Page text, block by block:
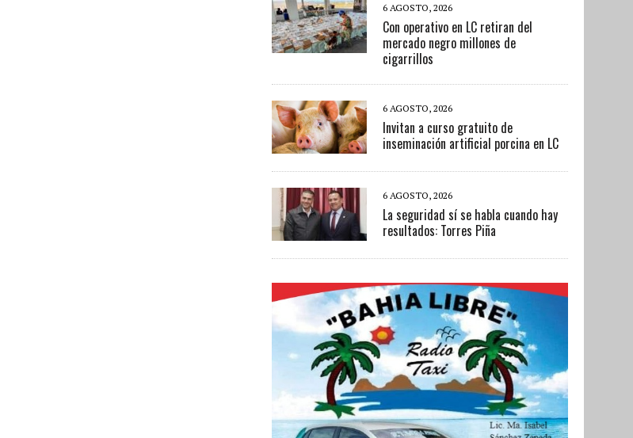
6 AGOSTO, 2026
Con operativo en LC retiran del
mercado negro millones de
cigarrillos
6 AGOSTO, 2026
Invitan a curso gratuito de
inseminación artificial porcina en LC
6 AGOSTO, 2026
La seguridad sí se habla cuando hay
resultados: Torres Piña